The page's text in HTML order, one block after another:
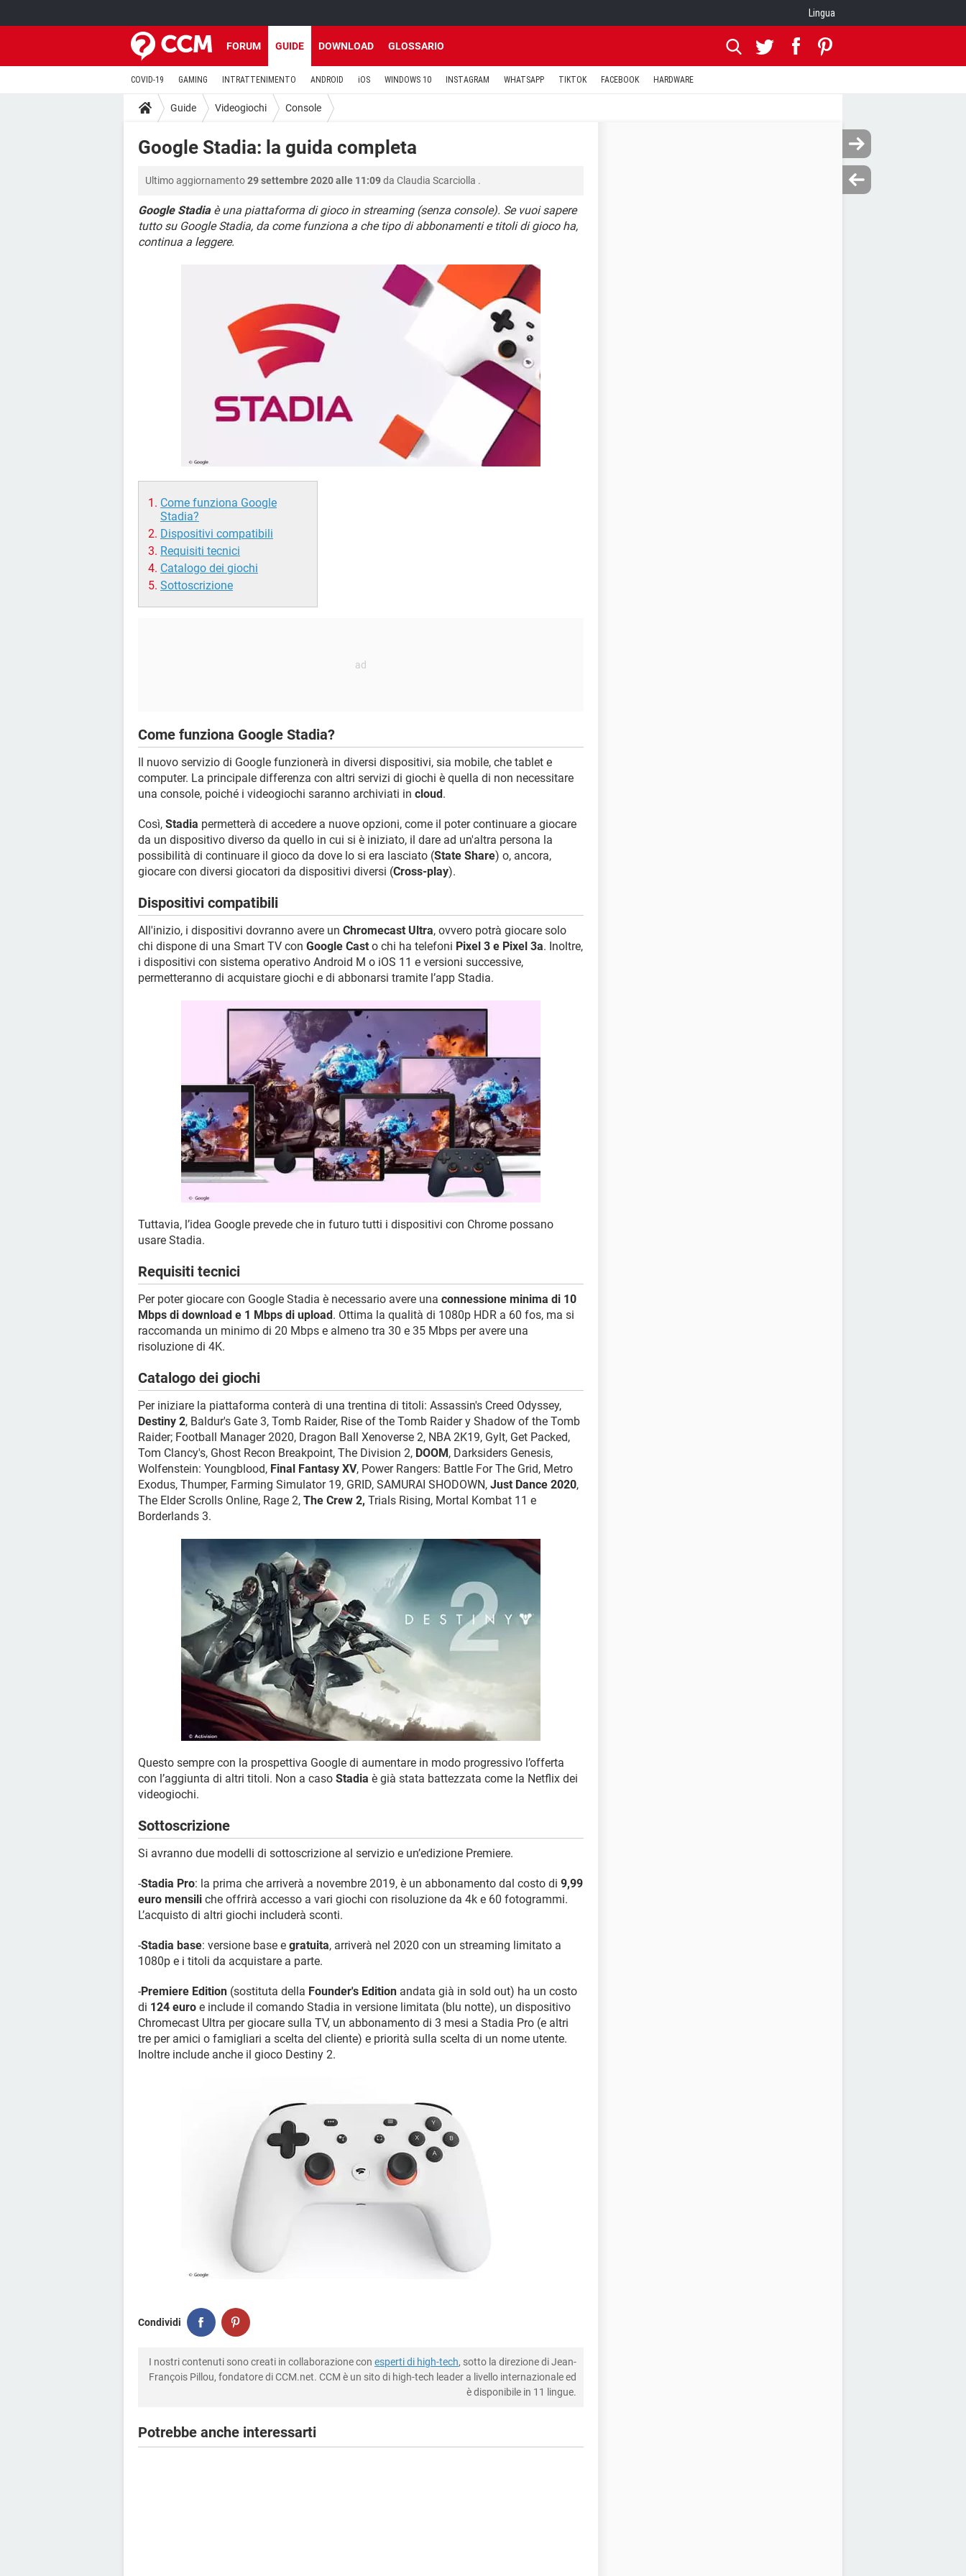
Lingua
FORUM GUIDE DOWNLOAD GLOSSARIO
COVID-19 GAMING INTRATTENIMENTO ANDROID iOS WINDOWS 10 INSTAGRAM WHATSAPP TIKTOK FACEBOOK HARDWARE
Guide Videogiochi Console
Google Stadia: la guida completa
Ultimo aggiornamento29 settembre 2020 alle 11:09da Claudia Scarciolla .
Google Stadiaè una piattaforma di gioco in streaming (senza console). Se vuoi sapere
tutto su Google Stadia, da come funziona a che tipo di abbonamenti e titoli di gioco ha,
continua a leggere.
Come funziona Google
Stadia?
Dispositivi compatibili
Requisiti tecnici
Catalogo dei giochi
Sottoscrizione
Come funziona Google Stadia?
Il nuovo servizio di Google funzionerà in diversi dispositivi, sia mobile, che tablet e
computer. La principale differenza con altri servizi di giochi è quella di non necessitare
una console, poiché i videogiochi saranno archiviati in cloud.
Così, Stadia permetterà di accedere a nuove opzioni, come il poter continuare a giocare
da un dispositivo diverso da quello in cui si è iniziato, il dare ad un'altra persona la
possibilità di continuare il gioco da dove lo si era lasciato (State Share) o, ancora,
giocare con diversi giocatori da dispositivi diversi (Cross-play).
Dispositivi compatibili
All'inizio, i dispositivi dovranno avere un Chromecast Ultra, ovvero potrà giocare solo
chi dispone di una Smart TV con Google Cast o chi ha telefoni Pixel 3 e Pixel 3a. Inoltre,
i dispositivi con sistema operativo Android M o iOS 11 e versioni successive,
permetteranno di acquistare giochi e di abbonarsi tramite l’app Stadia.
Tuttavia, l’idea Google prevede che in futuro tutti i dispositivi con Chrome possano
usare Stadia.
Requisiti tecnici
Per poter giocare con Google Stadia è necessario avere una connessione minima di 10
Mbps di download e 1 Mbps di upload. Ottima la qualità di 1080p HDR a 60 fos, ma si
raccomanda un minimo di 20 Mbps e almeno tra 30 e 35 Mbps per avere una
risoluzione di 4K.
Catalogo dei giochi
Per iniziare la piattaforma conterà di una trentina di titoli: Assassin's Creed Odyssey,
Destiny 2, Baldur's Gate 3, Tomb Raider, Rise of the Tomb Raider y Shadow of the Tomb
Raider; Football Manager 2020, Dragon Ball Xenoverse 2, NBA 2K19, Gylt, Get Packed,
Tom Clancy's, Ghost Recon Breakpoint, The Division 2, DOOM, Darksiders Genesis,
Wolfenstein: Youngblood, Final Fantasy XV, Power Rangers: Battle For The Grid, Metro
Exodus, Thumper, Farming Simulator 19, GRID, SAMURAI SHODOWN, Just Dance 2020,
The Elder Scrolls Online, Rage 2, The Crew 2, Trials Rising, Mortal Kombat 11 e
Borderlands 3.
Questo sempre con la prospettiva Google di aumentare in modo progressivo l’offerta
con l’aggiunta di altri titoli. Non a caso Stadia è già stata battezzata come la Netflix dei
videogiochi.
Sottoscrizione
Si avranno due modelli di sottoscrizione al servizio e un’edizione Premiere.
-Stadia Pro: la prima che arriverà a novembre 2019, è un abbonamento dal costo di 9,99
euro mensili che offrirà accesso a vari giochi con risoluzione da 4k e 60 fotogrammi.
L’acquisto di altri giochi includerà sconti.
-Stadia base: versione base e gratuita, arriverà nel 2020 con un streaming limitato a
1080p e i titoli da acquistare a parte.
-Premiere Edition (sostituta della Founder's Edition andata già in sold out) ha un costo
di 124 euro e include il comando Stadia in versione limitata (blu notte), un dispositivo
Chromecast Ultra per giocare sulla TV, un abbonamento di 3 mesi a Stadia Pro (e altri
tre per amici o famigliari a scelta del cliente) e priorità sulla scelta di un nome utente.
Inoltre include anche il gioco Destiny 2.
Condividi
I nostri contenuti sono creati in collaborazione con esperti di high-tech, sotto la direzione di Jean-
François Pillou, fondatore di CCM.net. CCM è un sito di high-tech leader a livello internazionale ed
è disponibile in 11 lingue.
Potrebbe anche interessarti